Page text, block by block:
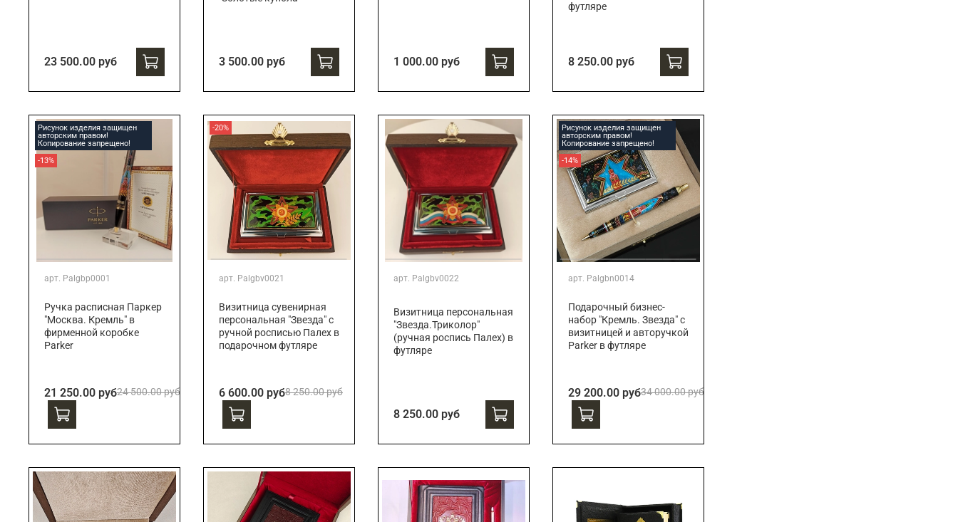
23 500.00 руб 3 500.00 руб 1 000.00 руб
футляре
8 250.00 руб
Рисунок изделия защищен
авторским правом!
Копирование запрещено!
-13%
арт. Palgbp0001
Ручка расписная Паркер
"Москва. Кремль" в
фирменной коробке
Parker
21 250.00 руб24 500.00 руб
-20%
арт. Palgbv0021
Визитница сувенирная
персональная "Звезда" с
ручной росписью Палех в
подарочном футляре
6 600.00 руб8 250.00 руб
арт. Palgbv0022
Визитница персональная
"Звезда.Триколор"
(ручная роспись Палех) в
футляре
8 250.00 руб
Рисунок изделия защищен
авторским правом!
Копирование запрещено!
-14%
арт. Palgbn0014
Подарочный бизнес-
набор "Кремль. Звезда" с
визитницей и авторучкой
Parker в футляре
29 200.00 руб34 000.00 руб